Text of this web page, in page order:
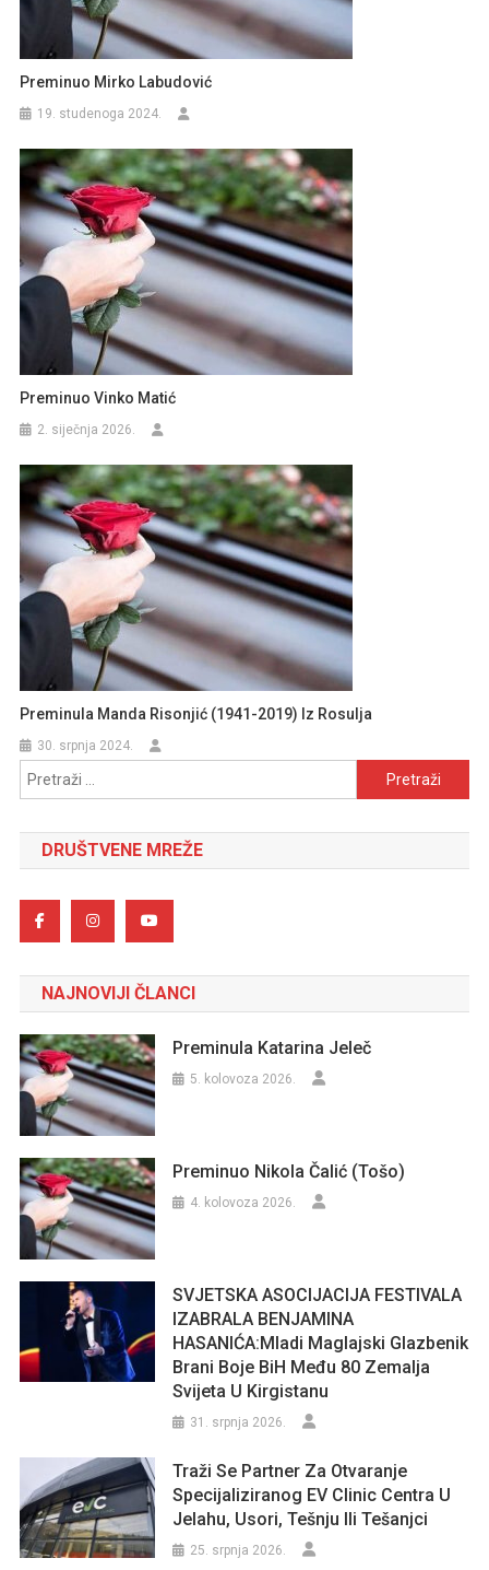
Preminuo Mirko Labudović
19. studenoga 2024.
Preminuo Vinko Matić
2. siječnja 2026.
Preminula Manda Risonjić (1941-2019) Iz Rosulja
30. srpnja 2024.
Pretraži:
DRUŠTVENE MREŽE
NAJNOVIJI ČLANCI
Preminula Katarina Jeleč
5. kolovoza 2026.
Preminuo Nikola Čalić (Tošo)
4. kolovoza 2026.
SVJETSKA ASOCIJACIJA FESTIVALA
IZABRALA BENJAMINA
HASANIĆA:Mladi Maglajski Glazbenik
Brani Boje BiH Među 80 Zemalja
Svijeta U Kirgistanu
31. srpnja 2026.
Traži Se Partner Za Otvaranje
Specijaliziranog EV Clinic Centra U
Jelahu, Usori, Tešnju Ili Tešanjci
25. srpnja 2026.